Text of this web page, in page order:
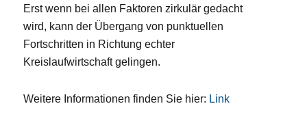
Erst wenn bei allen Faktoren zirkulär gedacht
wird, kann der Übergang von punktuellen
Fortschritten in Richtung echter
Kreislaufwirtschaft gelingen.
Weitere Informationen finden Sie hier: Link